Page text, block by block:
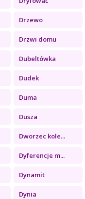
Drzewo
Drzwi domu
Dubeltówka
Dudek
Duma
Dusza
Dworzec kole...
Dyferencje m...
Dynamit
Dynia